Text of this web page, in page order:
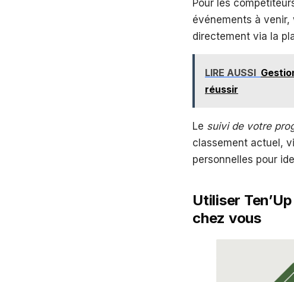
Pour les
événements à
directement via la
LIRE AUSSI
réussir
Le suivi de votre
classement actuel,
personnelles pour
Utiliser
chez vous